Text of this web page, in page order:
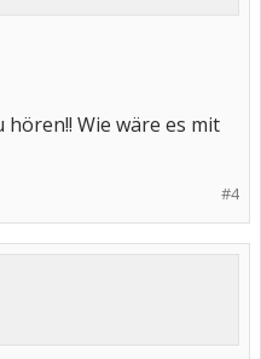
Wie wäre es mit
#4